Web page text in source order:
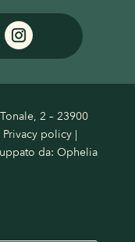
2 – 23900
Privacy policy |
da:Ophelia